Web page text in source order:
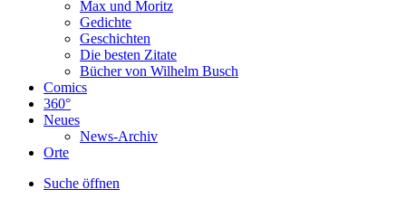
Max und Moritz
Gedichte
Geschichten
Die besten Zitate
Bücher von Wilhelm Busch
Comics
360°
Neues
News-Archiv
Orte
Suche öffnen